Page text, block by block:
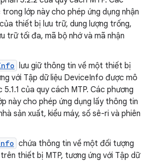
lớp này cho phép ứng dụng nhận
thiết bị lưu trữ, dung lượng trống,
trữ tối đa, mã bộ nhớ và mã nhận
lưu giữ thông tin về một thiết bị
với Tập dữ liệu DeviceInfo được mô
của quy cách MTP. Các phương
này cho phép ứng dụng lấy thông tin
sản xuất, kiểu máy, số sê-ri và phiên
chứa thông tin về một đối tượng
thiết bị MTP, tương ứng với Tập dữ